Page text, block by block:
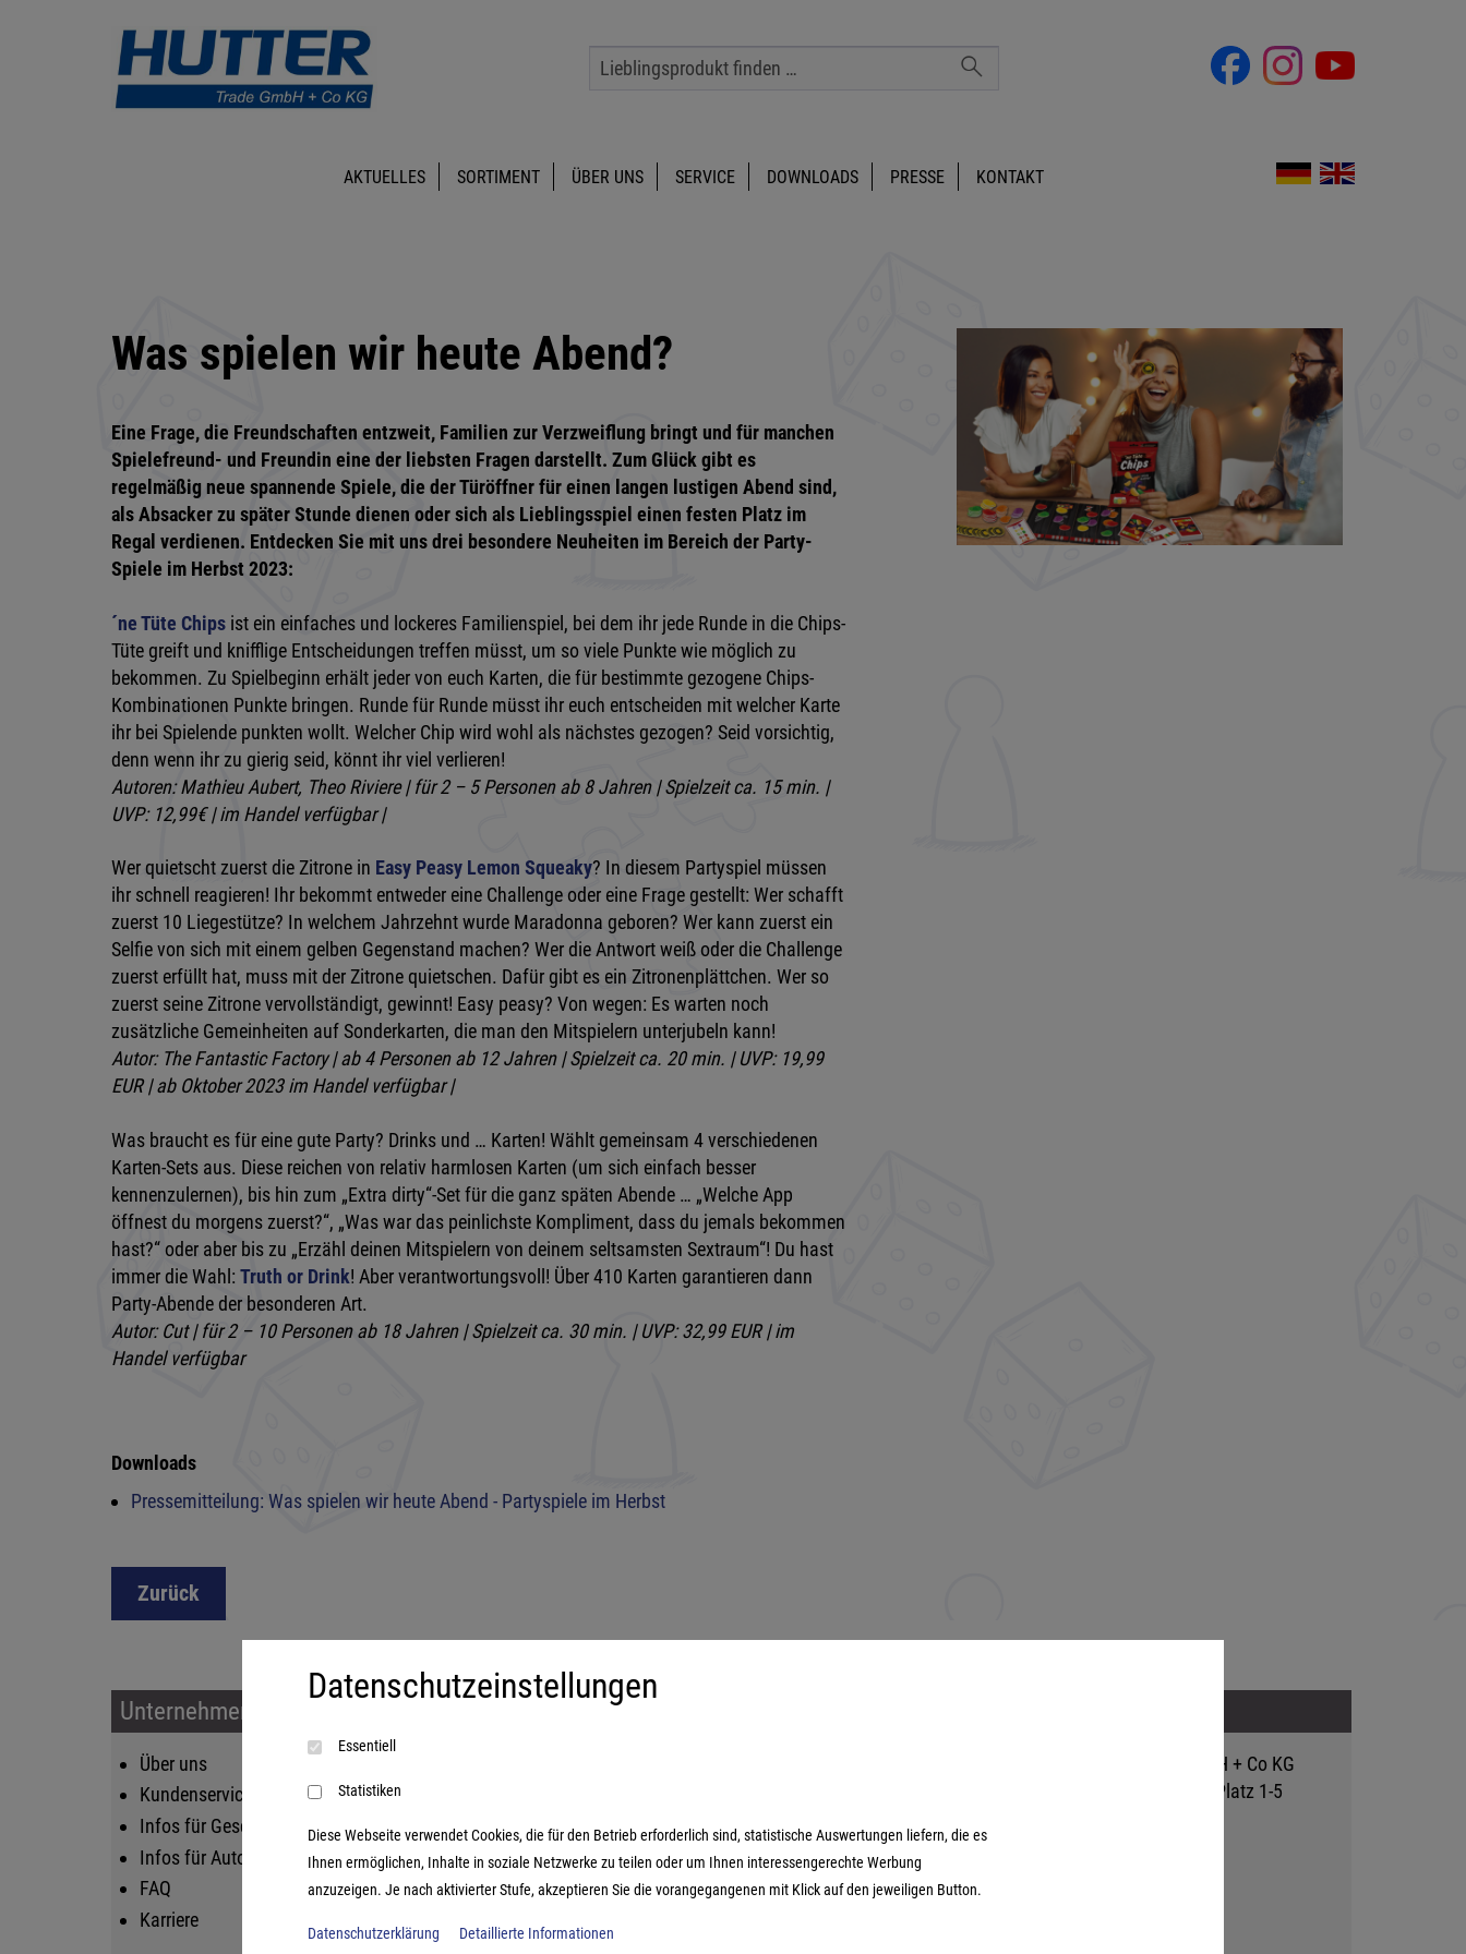
AKTUELLES SORTIMENT ÜBER UNS SERVICE DOWNLOADS PRESSE KONTAKT
Was spielen wir heute Abend?
Eine Frage, die Freundschaften entzweit, Familien zur Verzweiflung bringt und für manchen
Spielefreund- und Freundin eine der liebsten Fragen darstellt. Zum Glück gibt es
regelmäßig neue spannende Spiele, die der Türöffner für einen langen lustigen Abend sind,
als Absacker zu später Stunde dienen oder sich als Lieblingsspiel einen festen Platz im
Regal verdienen. Entdecken Sie mit uns drei besondere Neuheiten im Bereich der Party-
Spiele im Herbst 2023:
´ne Tüte Chips ist ein einfaches und lockeres Familienspiel, bei dem ihr jede Runde in die Chips-
Tüte greift und knifflige Entscheidungen treffen müsst, um so viele Punkte wie möglich zu
bekommen. Zu Spielbeginn erhält jeder von euch Karten, die für bestimmte gezogene Chips-
Kombinationen Punkte bringen. Runde für Runde müsst ihr euch entscheiden mit welcher Karte
ihr bei Spielende punkten wollt. Welcher Chip wird wohl als nächstes gezogen? Seid vorsichtig,
denn wenn ihr zu gierig seid, könnt ihr viel verlieren!
Autoren: Mathieu Aubert, Theo Riviere | für 2 – 5 Personen ab 8 Jahren | Spielzeit ca. 15 min. |
UVP: 12,99€ | im Handel verfügbar |
Wer quietscht zuerst die Zitrone in Easy Peasy Lemon Squeaky? In diesem Partyspiel müssen
ihr schnell reagieren! Ihr bekommt entweder eine Challenge oder eine Frage gestellt: Wer schafft
zuerst 10 Liegestütze? In welchem Jahrzehnt wurde Maradonna geboren? Wer kann zuerst ein
Selfie von sich mit einem gelben Gegenstand machen? Wer die Antwort weiß oder die Challenge
zuerst erfüllt hat, muss mit der Zitrone quietschen. Dafür gibt es ein Zitronenplättchen. Wer so
zuerst seine Zitrone vervollständigt, gewinnt! Easy peasy? Von wegen: Es warten noch
zusätzliche Gemeinheiten auf Sonderkarten, die man den Mitspielern unterjubeln kann!
Autor: The Fantastic Factory | ab 4 Personen ab 12 Jahren | Spielzeit ca. 20 min. | UVP: 19,99
EUR | ab Oktober 2023 im Handel verfügbar |
Was braucht es für eine gute Party? Drinks und … Karten! Wählt gemeinsam 4 verschiedenen
Karten-Sets aus. Diese reichen von relativ harmlosen Karten (um sich einfach besser
kennenzulernen), bis hin zum „Extra dirty“-Set für die ganz späten Abende … „Welche App
öffnest du morgens zuerst?“, „Was war das peinlichste Kompliment, dass du jemals bekommen
hast?“ oder aber bis zu „Erzähl deinen Mitspielern von deinem seltsamsten Sextraum“! Du hast
immer die Wahl: Truth or Drink! Aber verantwortungsvoll! Über 410 Karten garantieren dann
Party-Abende der besonderen Art.
Autor: Cut | für 2 – 10 Personen ab 18 Jahren | Spielzeit ca. 30 min. | UVP: 32,99 EUR | im
Handel verfügbar
Downloads
Pressemitteilung: Was spielen wir heute Abend - Partyspiele im Herbst
Zurück
Unternehmen & Service
Über uns
Kundenservice
Infos für Geschäftskunden
Infos für Autoren
FAQ
Karriere
Strategiespiele
Lifestyle-Spiele
Logikspiele
Datenschutzerklärung
Hutter Trade GmbH + Co KG
Bgm.-Landmann-Platz 1-5
Datenschutzeinstellungen
Essentiell
Statistiken
Diese Webseite verwendet Cookies, die für den Betrieb erforderlich sind, statistische Auswertungen liefern, die es
Ihnen ermöglichen, Inhalte in soziale Netzwerke zu teilen oder um Ihnen interessengerechte Werbung
anzuzeigen. Je nach aktivierter Stufe, akzeptieren Sie die vorangegangenen mit Klick auf den jeweiligen Button.
Datenschutzerklärung Detaillierte Informationen